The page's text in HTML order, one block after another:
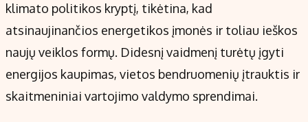
klimato politikos kryptį, tikėtina, kad
atsinaujinančios energetikos įmonės ir toliau ieškos
naujų veiklos formų. Didesnį vaidmenį turėtų įgyti
energijos kaupimas, vietos bendruomenių įtrauktis ir
skaitmeniniai vartojimo valdymo sprendimai.